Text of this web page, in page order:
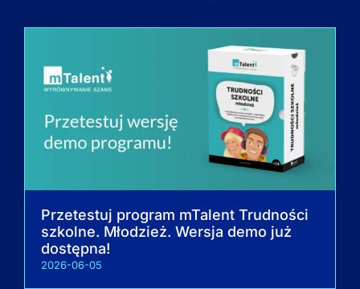
Przetestuj program mTalent Trudności
szkolne. Młodzież. Wersja demo już
dostępna!
2026-06-05